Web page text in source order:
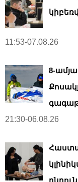
11:53-07.08.26
8-
21:30-06.08.26